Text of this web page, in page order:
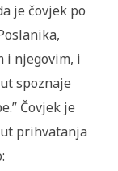
je čovjek po
i njegovim, i
spoznaje
Čovjek je
prihvatanja